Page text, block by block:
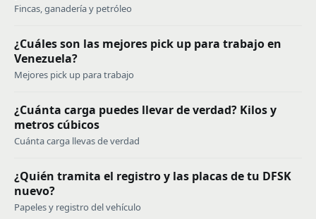
Fincas, ganadería y petróleo
¿Cuáles son las mejores pick up para trabajo en
Venezuela?
Mejores pick up para trabajo
¿Cuánta carga puedes llevar de verdad? Kilos y
metros cúbicos
Cuánta carga llevas de verdad
¿Quién tramita el registro y las placas de tu DFSK
nuevo?
Papeles y registro del vehículo